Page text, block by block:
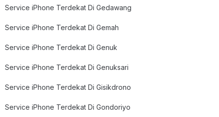
Service iPhone Terdekat Di Gedawang
Service iPhone Terdekat Di Gemah
Service iPhone Terdekat Di Genuk
Service iPhone Terdekat Di Genuksari
Service iPhone Terdekat Di Gisikdrono
Service iPhone Terdekat Di Gondoriyo